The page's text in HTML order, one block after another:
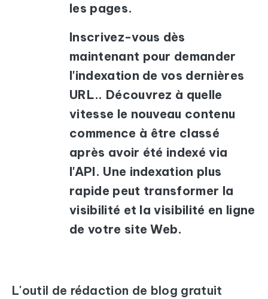
les pages.
Inscrivez-vous dès
maintenant pour demander
l'indexation de vos dernières
URL.. Découvrez à quelle
vitesse le nouveau contenu
commence à être classé
après avoir été indexé via
l'API. Une indexation plus
rapide peut transformer la
visibilité et la visibilité en ligne
de votre site Web.
L'outil de rédaction de blog gratuit